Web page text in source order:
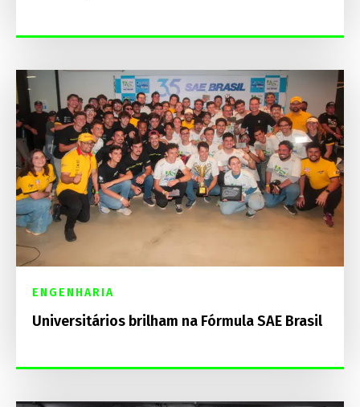
ENGENHARIA
Universitários brilham na Fórmula SAE Brasil